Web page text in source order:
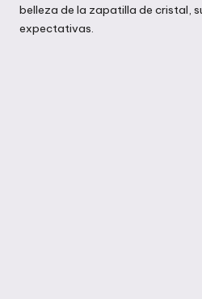
belleza de la zapatilla de cristal,
expectativas.